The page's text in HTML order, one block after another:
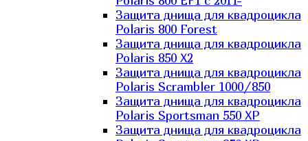
Защита днища для квадроцикла
Polaris 800 Forest
Защита днища для квадроцикла
Polaris 850 X2
Защита днища для квадроцикла
Polaris Scrambler 1000/850
Защита днища для квадроцикла
Polaris Sportsman 550 XP
Защита днища для квадроцикла